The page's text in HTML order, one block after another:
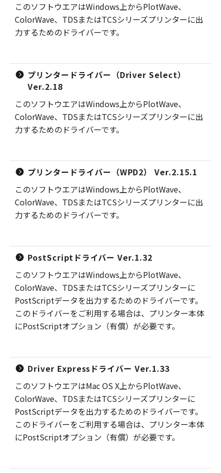
このソフトウエアはWindows上からPlotWave、
ColorWave、TDSまたはTCSシリーズプリンターに出
力するためのドライバーです。
プリンタードライバー（Driver Select）
Ver.2.18
このソフトウエアはWindows上からPlotWave、
ColorWave、TDSまたはTCSシリーズプリンターに出
力するためのドライバーです。
プリンタードライバー（WPD2） Ver.2.15.1
このソフトウエアはWindows上からPlotWave、
ColorWave、TDSまたはTCSシリーズプリンターに出
力するためのドライバーです。
PostScriptドライバー Ver.1.32
このソフトウエアはWindows上からPlotWave、
ColorWave、TDSまたはTCSシリーズプリンターに
PostScriptデータを出力するためのドライバーです。
このドライバーをご利用する場合は、プリンター本体
にPostScriptオプション（有償）が必要です。
Driver Expressドライバー Ver.1.33
このソフトウエアはMac OS X上からPlotWave、
ColorWave、TDSまたはTCSシリーズプリンターに
PostScriptデータを出力するためのドライバーです。
このドライバーをご利用する場合は、プリンター本体
にPostScriptオプション（有償）が必要です。